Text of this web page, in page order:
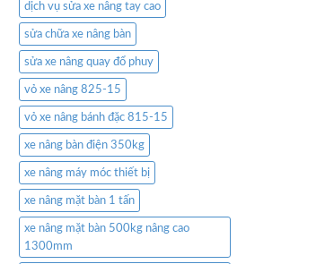
dịch vụ sửa xe nâng tay cao
sửa chữa xe nâng bàn
sửa xe nâng quay đổ phuy
vỏ xe nâng 825-15
vỏ xe nâng bánh đặc 815-15
xe nâng bàn điện 350kg
xe nâng máy móc thiết bị
xe nâng mặt bàn 1 tấn
xe nâng mặt bàn 500kg nâng cao
1300mm